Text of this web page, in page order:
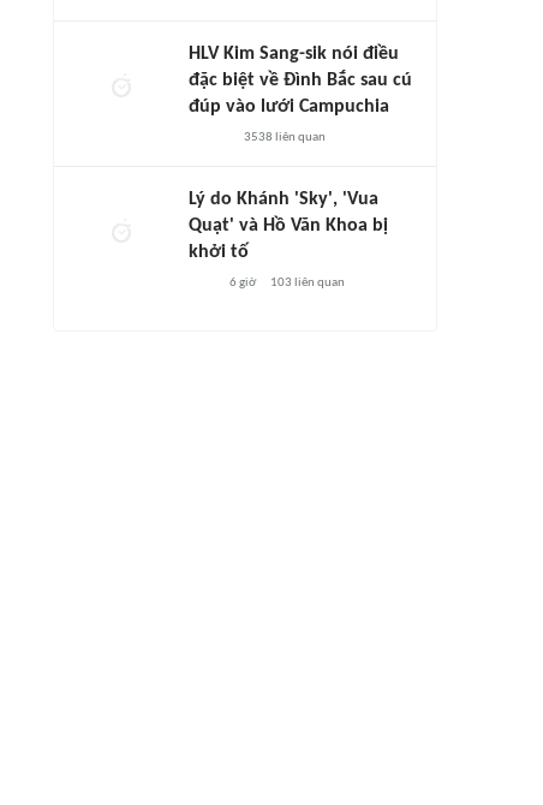
HLV Kim Sang-sik nói điều
đặc biệt về Đình Bắc sau cú
đúp vào lưới Campuchia
3538 liên quan
Lý do Khánh 'Sky', 'Vua
Quạt' và Hồ Văn Khoa bị
khởi tố
6 giờ 103 liên quan